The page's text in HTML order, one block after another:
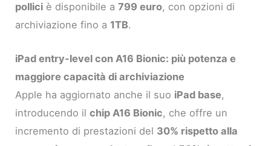
pollici è disponibile a799 euro, con opzioni di
archiviazione fino a 1TB.
iPad entry-level con A16 Bionic: più potenza e
maggiore capacità di archiviazione
Apple ha aggiornato anche il suo iPad base,
introducendo ilchip A16 Bionic, che offre un
incremento di prestazioni del 30% rispetto alla